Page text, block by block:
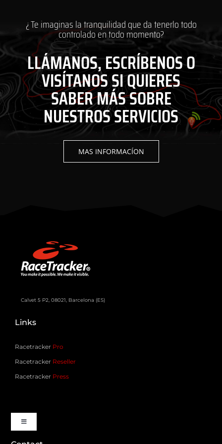
¿ Te imaginas la tranquilidad que da tenerlo todo
controlado en todo momento?
LLÁMANOS, ESCRÍBENOS O
VISÍTANOS SI QUIERES
SABER MÁS SOBRE
NUESTROS SERVICIOS
MAS INFORMACÍON
Calvet 5 P2, 08021, Barcelona (ES)
Links
Racetracker Pro
Racetracker Reseller
Racetracker Press
Toggle
Navigation